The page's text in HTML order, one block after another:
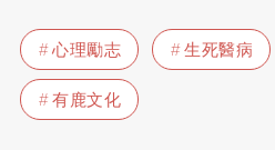
心理勵志 生死醫病
有鹿文化